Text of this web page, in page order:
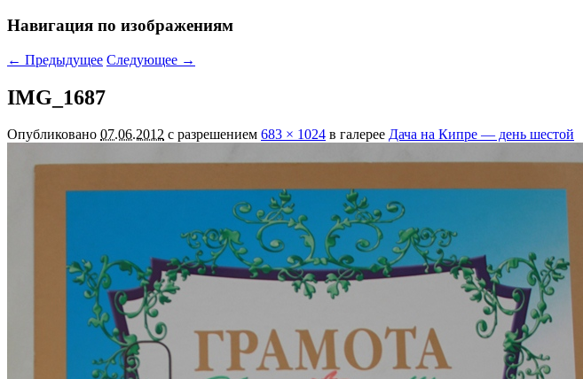
Навигация по изображениям
← Предыдущее Следующее →
IMG_1687
Опубликовано 07.06.2012 с разрешением 683 × 1024 в галерее Дача на Кипре — день шестой